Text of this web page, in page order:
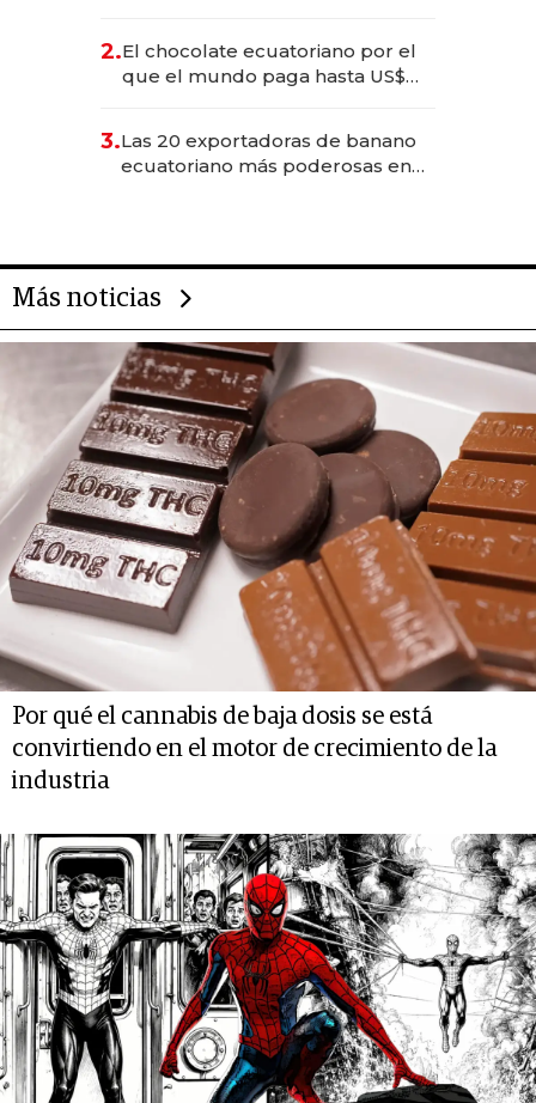
2.El chocolate ecuatoriano por el
que el mundo paga hasta US$
3.Las 20 exportadoras de banano
ecuatoriano más poderosas en
Más noticias
Por qué el cannabis de baja dosis se está
convirtiendo en el motor de crecimiento de la
industria